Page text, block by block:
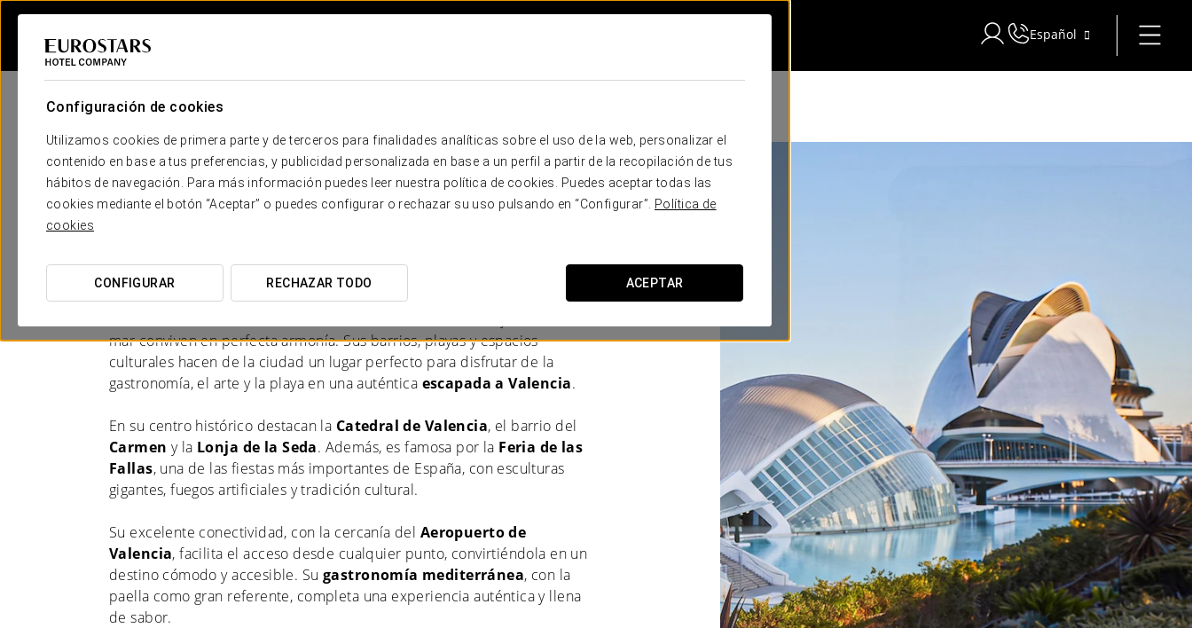
Configuración de cookies
Utilizamos cookies de primera parte y de terceros para finalidades analíticas sobre el uso de la web, personalizar el
contenido en base a tus preferencias, y publicidad personalizada en base a un perfil a partir de la recopilación de tus
hábitos de navegación. Para más información puedes leer nuestra política de cookies. Puedes aceptar todas las
cookies mediante el botón “Aceptar” o puedes configurar o rechazar su uso pulsando en “Configurar”.
Política de
cookies
CONFIGURAR RECHAZAR TODO ACEPTAR
Iniciar sesión en Star Traveler o
Español
Hoteles en Valencia
Valencia es una ciudad costera del este de España situada junto
mar conviven en perfecta armonía. Sus barrios, playas y espacios
culturales hacen de la ciudad un lugar perfecto para disfrutar de la
gastronomía, el arte y la playa en una auténtica escapada a Valencia.
En su centro histórico destacan la Catedral de Valencia, el barrio del
Carmen y la Lonja de la Seda. Además, es famosa por la Feria de las
Fallas, una de las fiestas más importantes de España, con esculturas
gigantes, fuegos artificiales y tradición cultural.
Su excelente conectividad, con la cercanía del Aeropuerto de
Valencia, facilita el acceso desde cualquier punto, convirtiéndola en un
destino cómodo y accesible. Sugastronomía mediterránea, con la
paella como gran referente, completa una experiencia auténtica y llena
de sabor.